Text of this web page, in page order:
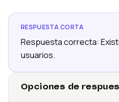
RESPUESTA CORTA
Respuesta correcta:
usuarios.
Opciones de